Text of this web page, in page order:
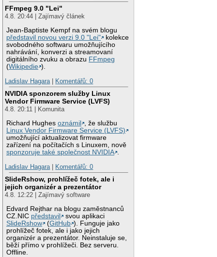
FFmpeg 9.0 "Lei"
4.8. 20:44 | Zajímavý článek
Jean-Baptiste Kempf na svém blogu
představil novou verzi 9.0 "Lei"
kolekce
svobodného softwaru umožňujícího
nahrávání, konverzi a streamovaní
digitálního zvuku a obrazu FFmpeg
(Wikipedie ).
Ladislav Hagara
Komentářů: 0
NVIDIA sponzorem služby Linux
Vendor Firmware Service (LVFS)
4.8. 20:11 | Komunita
Richard Hughesoznámil
, že službu
Linux Vendor Firmware Service (LVFS)
umožňující aktualizovat firmware
zařízení na počítačích s Linuxem, nově
sponzoruje také společnost NVIDIA .
Ladislav Hagara | Komentářů: 0
SlideRshow, prohlížeč fotek, ale i
jejich organizér a prezentátor
4.8. 12:22 | Zajímavý software
Edvard Rejthar na blogu zaměstnanců
CZ.NIC představil
svou aplikaci
SlideRshow
(GitHub ). Funguje jako
prohlížeč fotek, ale i jako jejich
organizér a prezentátor. Neinstaluje se,
běží přímo v prohlížeči. Bez serveru.
Offline.